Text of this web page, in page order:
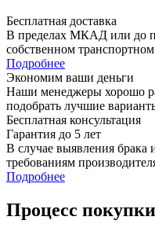
Бесплатная доставка
В пределах МКАД или до
собственном транспортном
Подробнее
Экономим ваши деньги
Наши менеджеры хорошо
подобрать лучшие
Бесплатная консультация
Гарантия до 5 лет
В случае выявления брака
требованиям
Подробнее
Процесс